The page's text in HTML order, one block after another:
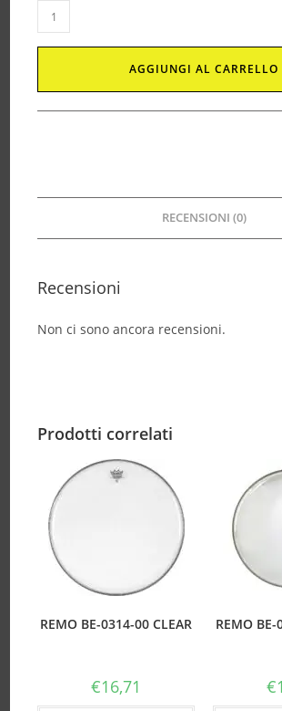
AGGIUNGI AL CARRELLO
RECENSIONI (0)
Recensioni
Non ci sono ancora recensioni.
Prodotti correlati
REMO BE-0314-00 CLEAR
€16,71
REMO BE-
€